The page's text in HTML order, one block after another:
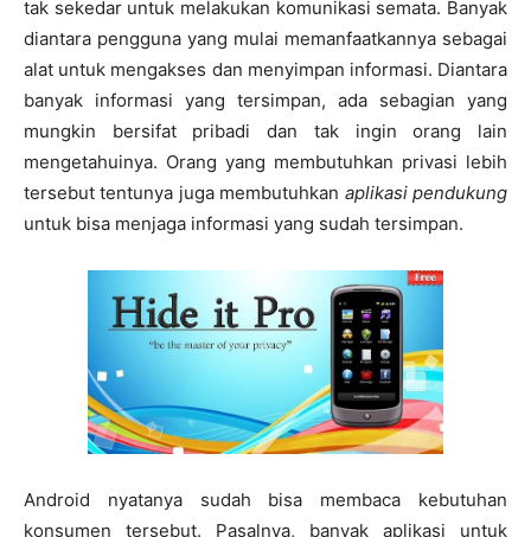
tak sekedar untuk melakukan komunikasi semata. Banyak
diantara pengguna yang mulai memanfaatkannya sebagai
alat untuk mengakses dan menyimpan informasi. Diantara
banyak informasi yang tersimpan, ada sebagian yang
mungkin bersifat pribadi dan tak ingin orang lain
mengetahuinya. Orang yang membutuhkan privasi lebih
tersebut tentunya juga membutuhkan aplikasi pendukung
untuk bisa menjaga informasi yang sudah tersimpan.
Android nyatanya sudah bisa membaca kebutuhan
konsumen tersebut. Pasalnya, banyak aplikasi untuk